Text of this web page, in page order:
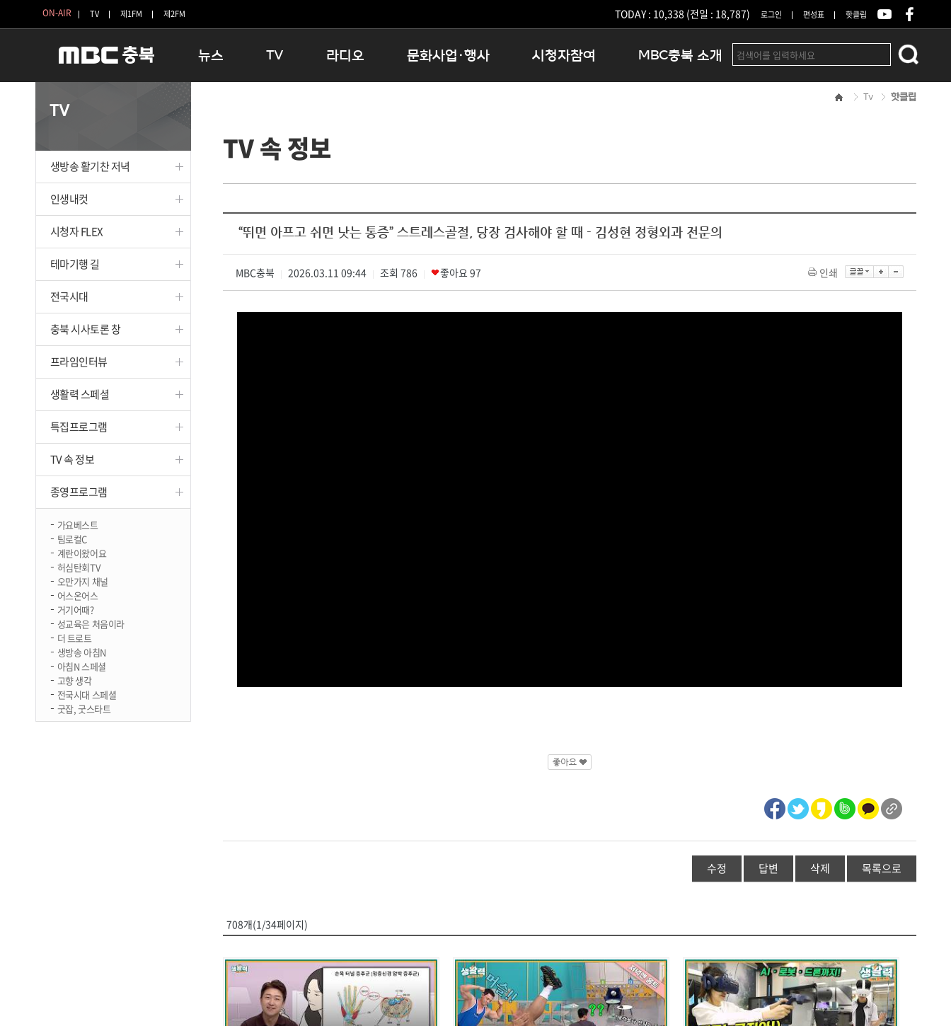
ON-AIR TV 제1FM 제2FM TODAY : 10,338 (전일 : 18,787) 로그인 편성표 핫클립
뉴스
보은
옥천
TV
인생내컷
테마기행 길
시청자 FLEX
특집프로그램
종영프로그램
라디오
16:00 완벽한 하루
우리 고향, 부탁해!
문화사업·행사
충청북도 음식문화페스타
청원생명쌀 대청호마라톤
로컬 콘텐츠 Hub
문화행사 아카이빙
시청자참여 MBC충북 소개
오시는길
결산공고
TV
생방송 활기찬 저녁
인생내컷
시청자 FLEX
테마기행 길
전국시대
충북 시사토론 창
프라임인터뷰
생활력 스페셜
특집프로그램
TV 속 정보
종영프로그램
가요베스트
팀로컬C
계란이왔어요
허심탄회TV
오만가지 채널
어스온어스
거기어때?
성교육은 처음이라
더 트로트
생방송 아침N
아침N 스페셜
고향 생각
전국시대 스페셜
굿잡, 굿스타트
Tv 핫클립
TV 속 정보
“뛰면 아프고 쉬면 낫는 통증” 스트레스골절, 당장 검사해야 할 때 - 김성현 정형외과 전문의
MBC충북 2026.03.11 09:44 조회 786 좋아요97 인쇄
수정 답변 삭제 목록으로
708개(1/34페이지)